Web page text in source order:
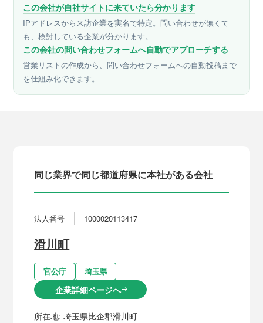
この会社が自社サイトに来ていたら分かります
IPアドレスから来訪企業を実名で特定。問い合わせが無くて
も、検討している企業が分かります。
この会社の問い合わせフォームへ自動でアプローチする
営業リストの作成から、問い合わせフォームへの自動投稿まで
を仕組み化できます。
同じ業界で同じ都道府県に本社がある会社
法人番号 1000020113417
滑川町
官公庁 埼玉県
企業詳細ページへarrow_right_alt
所在地:埼玉県比企郡滑川町